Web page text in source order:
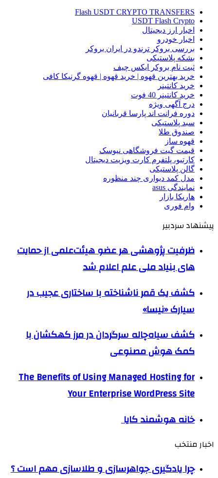
Flash USDT CRYPTO TRANSFERS
USDT Flash Crypto
اخبار ارز دیجیتال
اخبار خودرو
بررسی بروکر ترندو در ایران بروکر
بشکه پلاستیکی
ثبت نام بروکر ایکس چیف
خرید بهترین قهوه | خرید قهوه | قهوه گرنیکا کافی
خرید کانتینر
خرید کانتینر 40 فوت
درج آگهی ویژه
دوره فرانت اند پارسا قربانیان
سبد پلاستیکی
صندوق طلا
قهوه ساز
قیمت گیت فروشگاهی نیوسک
کارتیو، پلتفرم کارت ویزیت دیجیتال
گالن پلاستیکی
مدل کمد دیواری چند منظوره
نمایندگی asus
هاریکا بازار
وام فوری
پیشنهاد سردبیر
ظرفیت پژوهشی هر عضو هیئت‌علمی از حمایت
های بنیاد ملی علم اعلام شد
کشف یک قمر ناشناخته با ساختاری عجیب در
سیارک «نیسا»
کشف سیاه‌چاله سرگردان در مرز کهکشان با
کمک هوش مصنوعی
The Benefits of Using Managed Hosting for
Your Enterprise WordPress Site
خانه هوشمند کایا
اخبار منتخب
چرا یادگیری جواهرسازی و طلاسازی مهم است ؟